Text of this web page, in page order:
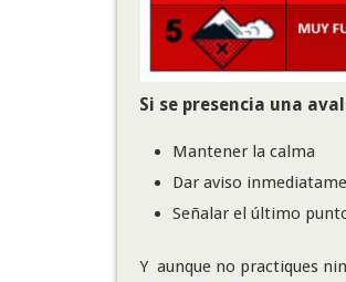
Si se presencia una
Mantener la calma
Dar aviso
Señalar el último
Y aunque no practiques